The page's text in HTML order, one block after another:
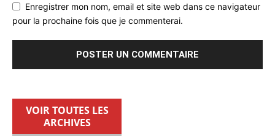
Enregistrer mon nom, email et site web dans ce navigateur
pour la prochaine fois que je commenterai.
VOIR TOUTES LES
ARCHIVES